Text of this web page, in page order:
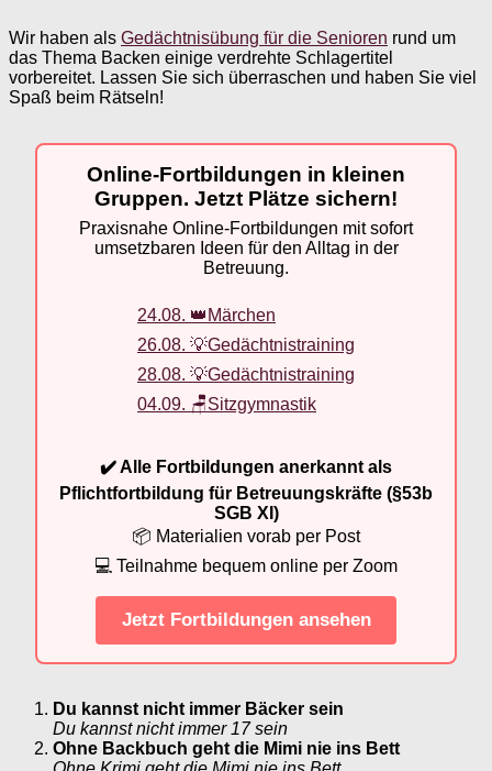
Wir haben als Gedächtnisübung für die Senioren rund um
das Thema Backen einige verdrehte Schlagertitel
vorbereitet. Lassen Sie sich überraschen und haben Sie viel
Spaß beim Rätseln!
Online-Fortbildungen in kleinen
Gruppen. Jetzt Plätze sichern!
Praxisnahe Online-Fortbildungen mit sofort
umsetzbaren Ideen für den Alltag in der
Betreuung.
24.08. 👑Märchen
26.08. 💡Gedächtnistraining
28.08. 💡Gedächtnistraining
04.09. 🪑Sitzgymnastik
✔️ Alle Fortbildungen anerkannt als
Pflichtfortbildung für Betreuungskräfte (§53b
SGB XI)
📦 Materialien vorab per Post
💻 Teilnahme bequem online per Zoom
Jetzt Fortbildungen ansehen
Du kannst nicht immer Bäcker sein
Du kannst nicht immer 17 sein
Ohne Backbuch geht die Mimi nie ins Bett